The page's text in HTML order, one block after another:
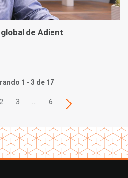
de Adient
1 - 3 de 17
2 3 … 6